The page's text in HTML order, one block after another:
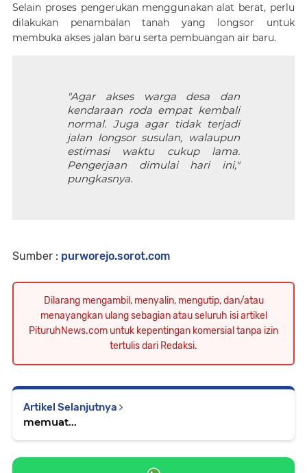
Selain proses pengerukan menggunakan alat berat, perlu
dilakukan penambalan tanah yang longsor untuk
membuka akses jalan baru serta pembuangan air baru.
"Agar akses warga desa dan
kendaraan roda empat kembali
normal. Juga agar tidak terjadi
jalan longsor susulan, walaupun
estimasi waktu cukup lama.
Pengerjaan dimulai hari ini,"
pungkasnya.
Sumber : purworejo.sorot.com
Dilarang mengambil, menyalin, mengutip, dan/atau
menayangkan ulang sebagian atau seluruh isi artikel
PituruhNews.com untuk kepentingan komersial tanpa izin
tertulis dari Redaksi.
Artikel Selanjutnya
memuat...